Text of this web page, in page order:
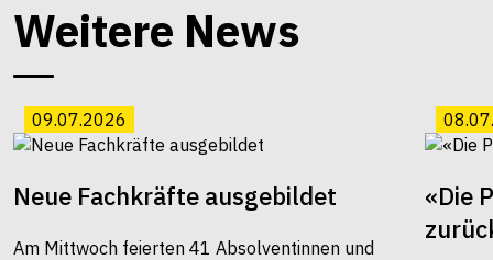
Weitere News
09.07.2026
Neue Fachkräfte ausgebildet
Am Mittwoch feierten 41 Absolventinnen und
«Die